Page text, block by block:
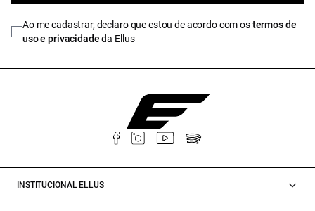
Ao me cadastrar, declaro que estou de acordo com ostermos de
uso e privacidadeda Ellus
INSTITUCIONAL ELLUS